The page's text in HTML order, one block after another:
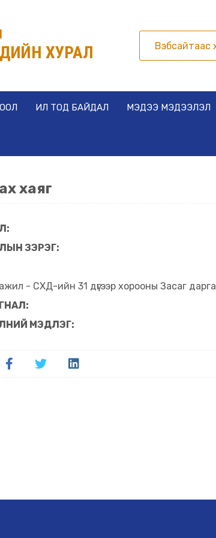
ХУРАЛ
ИЛ ТОД БАЙДАЛ МЭДЭЭ МЭДЭЭЛЭЛ
хаяг
ЗЭРЭГ:
- СХД-ийн 31 дүгээр хорооны Засаг дарга
МЭДЛЭГ: